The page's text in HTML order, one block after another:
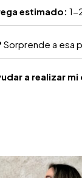
estimado: 1-
Sorprende a esa
a realizar mi